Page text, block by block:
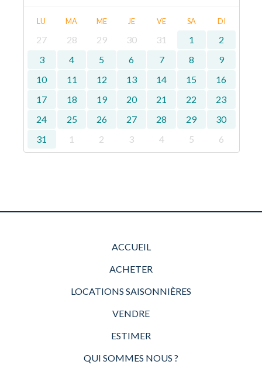
LU MA ME JE VE SA DI
27 28 29 30 31 1
2
3
4 5 6 7 8
9
10
11 12 13 14 15
16
17
18 19 20 21 22
23
24
25 26 27 28 29
30
31
1 2 3 4 5 6
ACCUEIL
ACHETER
LOCATIONS SAISONNIÈRES
VENDRE
ESTIMER
QUI SOMMES NOUS ?